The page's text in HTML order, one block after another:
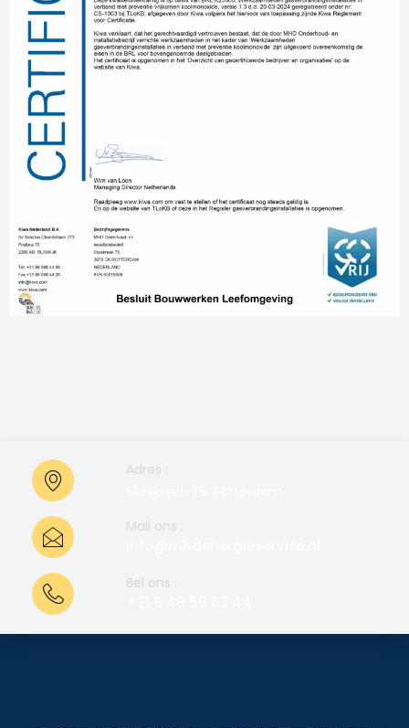
Adres :
Mail ons :
Bel ons :